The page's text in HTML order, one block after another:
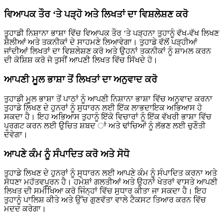
ਵਿਆਪਕ ਤੌਰ ‘ਤੇ ਪੜ੍ਹੋ ਅਤੇ ਲਿਖਤਾਂ ਦਾ ਵਿਸ਼ਲੇਸ਼ਣ ਕਰੋ
ਤੁਹਾਡੀ ਨਿਸ਼ਾਨਾ ਭਾਸ਼ਾ ਵਿੱਚ ਵਿਆਪਕ ਤੌਰ ‘ਤੇ ਪੜ੍ਹਨਾ ਤੁਹਾਨੂੰ ਵੱਖ-ਵੱਖ ਲਿਖਣ
ਸ਼ੈਲੀਆਂ ਅਤੇ ਤਕਨੀਕਾਂ ਦੇ ਸਾਹਮਣੇ ਲਿਆਵੇਗਾ। ਤੁਹਾਡੇ ਵੱਲੋਂ ਪੜ੍ਹੀਆਂ
ਜਾਂਦੀਆਂ ਲਿਖਤਾਂ ਦਾ ਵਿਸ਼ਲੇਸ਼ਣ ਕਰੋ ਅਤੇ ਉਹਨਾਂ ਤਕਨੀਕਾਂ ਨੂੰ ਸ਼ਾਮਲ ਕਰਨ
ਦੀ ਕੋਸ਼ਿਸ਼ ਕਰੋ ਜੋ ਤੁਸੀਂ ਆਪਣੀ ਲਿਖਤ ਵਿੱਚ ਸਿੱਖਦੇ ਹੋ।
ਆਪਣੀ ਮੂਲ ਭਾਸ਼ਾ ਤੋਂ ਲਿਖਤਾਂ ਦਾ ਅਨੁਵਾਦ ਕਰੋ
ਤੁਹਾਡੀ ਮੂਲ ਭਾਸ਼ਾ ਤੋਂ ਪਾਠਾਂ ਨੂੰ ਆਪਣੀ ਨਿਸ਼ਾਨਾ ਭਾਸ਼ਾ ਵਿੱਚ ਅਨੁਵਾਦ ਕਰਨਾ
ਤੁਹਾਡੇ ਲਿਖਣ ਦੇ ਹੁਨਰਾਂ ਨੂੰ ਸੁਧਾਰਨ ਲਈ ਇੱਕ ਲਾਭਦਾਇਕ ਅਭਿਆਸ ਹੋ
ਸਕਦਾ ਹੈ। ਇਹ ਅਭਿਆਸ ਤੁਹਾਨੂੰ ਇੱਕੋ ਵਿਚਾਰਾਂ ਨੂੰ ਇੱਕ ਵੱਖਰੀ ਭਾਸ਼ਾ ਵਿੱਚ
ਪ੍ਰਗਟ ਕਰਨ ਲਈ ਉਚਿਤ ਸ਼ਬਦ ਾਂ ਅਤੇ ਢਾਂਚਿਆਂ ਨੂੰ ਲੱਭਣ ਲਈ ਚੁਣੌਤੀ
ਦੇਵੇਗਾ।
ਆਪਣੇ ਕੰਮ ਨੂੰ ਸੰਪਾਦਿਤ ਕਰੋ ਅਤੇ ਸੋਧੋ
ਤੁਹਾਡੇ ਲਿਖਣ ਦੇ ਹੁਨਰਾਂ ਨੂੰ ਸੁਧਾਰਨ ਲਈ ਆਪਣੇ ਕੰਮ ਨੂੰ ਸੰਪਾਦਿਤ ਕਰਨਾ ਅਤੇ
ਸੋਧਣਾ ਮਹੱਤਵਪੂਰਨ ਹੈ। ਹਮੇਸ਼ਾਂ ਗਲਤੀਆਂ ਅਤੇ ਉਹਨਾਂ ਖੇਤਰਾਂ ਵਾਸਤੇ ਆਪਣੀ
ਲਿਖਤ ਦੀ ਸਮੀਖਿਆ ਕਰੋ ਜਿੰਨ੍ਹਾਂ ਵਿੱਚ ਸੁਧਾਰ ਕੀਤਾ ਜਾ ਸਕਦਾ ਹੈ। ਇਹ
ਤੁਹਾਨੂੰ ਪਾਲਿਸ਼ ਕੀਤੇ ਅਤੇ ਉੱਚ ਗੁਣਵੱਤਾ ਵਾਲੇ ਟੈਕਸਟ ਤਿਆਰ ਕਰਨ ਵਿੱਚ
ਮਦਦ ਕਰੇਗਾ।